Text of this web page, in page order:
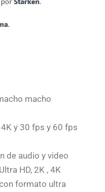
macho
y 30 fps y 60 fps
de audio y video
HD, 2K , 4K
formato ultra